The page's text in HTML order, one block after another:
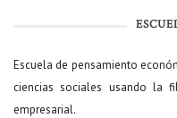
Escuela de pensamiento
ciencias sociales usando la
empresarial.